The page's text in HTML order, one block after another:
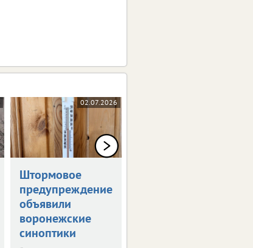
02.07.2026
Штормовое
предупреждение
объявили
воронежские
синоптики